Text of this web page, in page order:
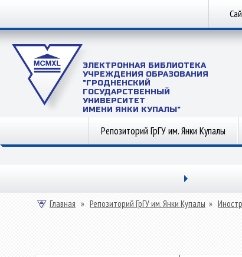
ЭЛЕКТРОННАЯ БИБЛИОТЕКА
УЧРЕЖДЕНИЯ ОБРАЗОВАНИЯ
"ГРОДНЕНСКИЙ
ГОСУДАРСТВЕННЫЙ
УНИВЕРСИТЕТ
ИМЕНИ ЯНКИ КУПАЛЫ"
Репозиторий ГрГУ им. Янки Купалы
Главная » Репозиторий ГрГУ им. Янки Купалы »